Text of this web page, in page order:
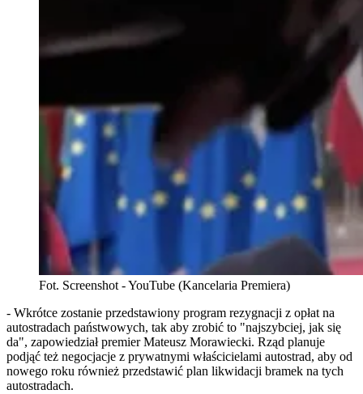
Fot. Screenshot - YouTube (Kancelaria Premiera)
- Wkrótce zostanie przedstawiony program rezygnacji z opłat na
autostradach państwowych, tak aby zrobić to "najszybciej, jak się
da", zapowiedział premier Mateusz Morawiecki. Rząd planuje
podjąć też negocjacje z prywatnymi właścicielami autostrad, aby od
nowego roku również przedstawić plan likwidacji bramek na tych
autostradach.